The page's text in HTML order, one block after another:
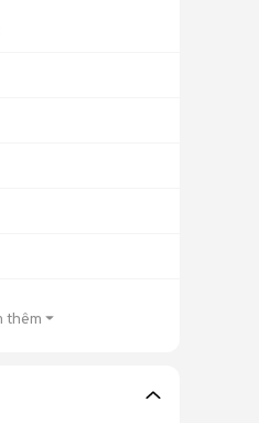
thêm